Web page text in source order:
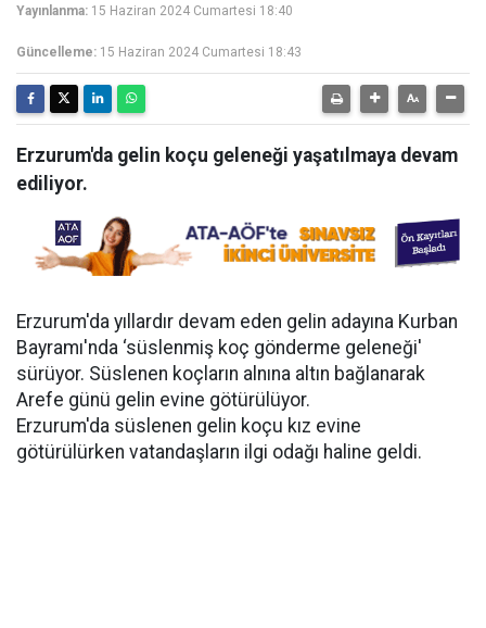
Yayınlanma: 15 Haziran 2024 Cumartesi 18:40
Güncelleme: 15 Haziran 2024 Cumartesi 18:43
Erzurum'da gelin koçu geleneği yaşatılmaya devam
ediliyor.
Erzurum'da yıllardır devam eden gelin adayına Kurban
Bayramı'nda ‘süslenmiş koç gönderme geleneği'
sürüyor. Süslenen koçların alnına altın bağlanarak
Arefe günü gelin evine götürülüyor.
Erzurum'da süslenen gelin koçu kız evine
götürülürken vatandaşların ilgi odağı haline geldi.